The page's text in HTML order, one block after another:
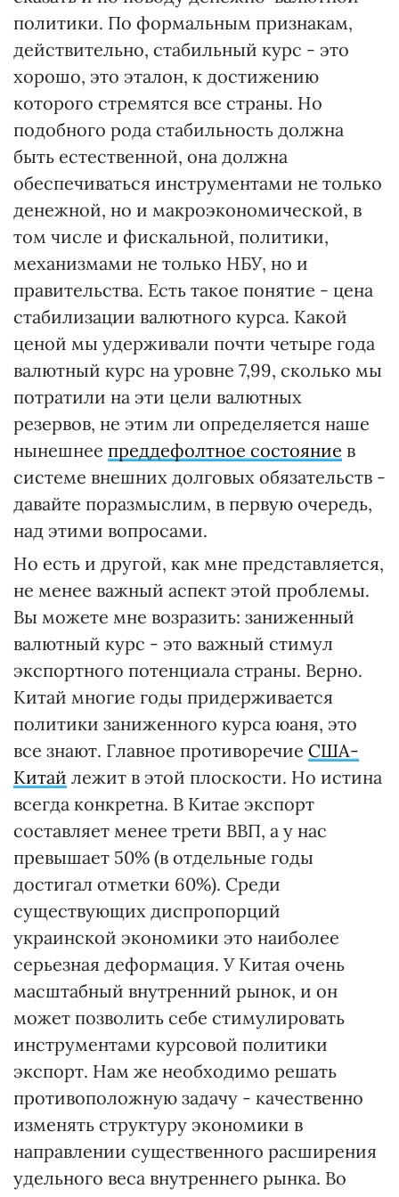
политики. По формальным признакам,
действительно, стабильный курс - это
хорошо, это эталон, к достижению
которого стремятся все страны. Но
подобного рода стабильность должна
быть естественной, она должна
обеспечиваться инструментами не только
денежной, но и макроэкономической, в
том числе и фискальной, политики,
механизмами не только НБУ, но и
правительства. Есть такое понятие - цена
стабилизации валютного курса. Какой
ценой мы удерживали почти четыре года
валютный курс на уровне 7,99, сколько мы
потратили на эти цели валютных
резервов, не этим ли определяется наше
нынешнее преддефолтное состояние в
системе внешних долговых обязательств -
давайте поразмыслим, в первую очередь,
над этими вопросами.
Но есть и другой, как мне представляется,
не менее важный аспект этой проблемы.
Вы можете мне возразить: заниженный
валютный курс - это важный стимул
экспортного потенциала страны. Верно.
Китай многие годы придерживается
политики заниженного курса юаня, это
все знают. Главное противоречие США-
Китай лежит в этой плоскости. Но истина
всегда конкретна. В Китае экспорт
составляет менее трети ВВП, а у нас
превышает 50% (в отдельные годы
достигал отметки 60%). Среди
существующих диспропорций
украинской экономики это наиболее
серьезная деформация. У Китая очень
масштабный внутренний рынок, и он
может позволить себе стимулировать
инструментами курсовой политики
экспорт. Нам же необходимо решать
противоположную задачу - качественно
изменять структуру экономики в
направлении существенного расширения
удельного веса внутреннего рынка. Во